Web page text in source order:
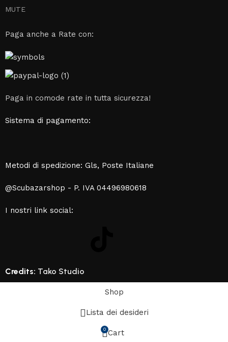
MUTE
Paga anche a Rate con:
Paga in comode rate in tutta sicurezza!
Sistema di pagamento:
Metodi di spedizione: Gls, Poste Italiane
@Scubazarshop - P. IVA 04496980618
I nostri link social:
Credits: Tako Studio
Shop
Lista dei desideri
0 Cart